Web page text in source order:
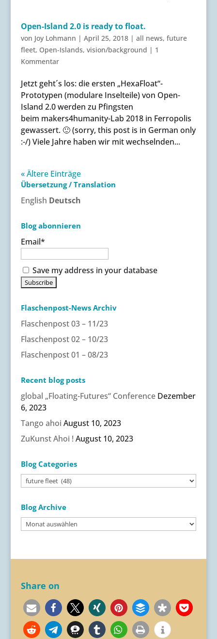
Open-Island 2.0 is ready to float.
von Joy Lohmann | April 25, 2018| all news, future
fleet, Open-Islands, vision/background | 1
Kommentar
Jetzt geht´s los: die ersten „HexaFloat“-
Prototypen (modulare Inselteile) von Open-
Island 2.0 werden zu Pfingsten
beim makers4humanity-Lab 2018 in Ferropolis
gewassert. 🙂 (sorry, this post is in German only
:-/) Viele Jahre haben wir mit wechselnden...
« Ältere Einträge
Übersetzung / Translation
English Deutsch
Blog abonnieren
Email*
Save my address in your database
Flaschenpost-News Archiv
Flaschenpost 03 – 11/23
Flaschenpost 02 – 10/23
Flaschenpost 01 – 08/23
Recent blog posts
global „Floating-Futures“ Conference Dezember
6, 2023
Tango ahoi August 10, 2023
ZuKunst Ahoi ! August 10, 2023
Blog Categories
Blog
Categories
Blog Archive
Blog
Archive
Share on